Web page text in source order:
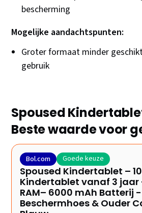
bescherming
Mogelijke aandachtspunten:
Groter formaat minder
gebruik
Spoused
Beste waarde voor
Bol.com Goede keuze
Spoused Kindertablet –
Kindertablet vanaf 3 jaar
RAM– 6000 mAh Batterij
Beschermhoes & Ouder